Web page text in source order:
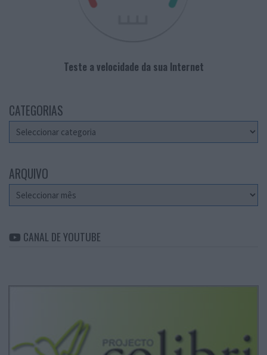
Teste a velocidade da sua Internet
CATEGORIAS
Categorias
ARQUIVO
Arquivo
CANAL DE YOUTUBE